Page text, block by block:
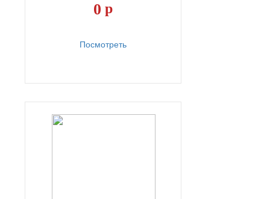
0 р
Посмотреть